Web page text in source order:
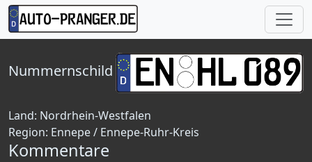
Nummernschild
Land: Nordrhein-Westfalen
Region: Ennepe / Ennepe-Ruhr-Kreis
Kommentare